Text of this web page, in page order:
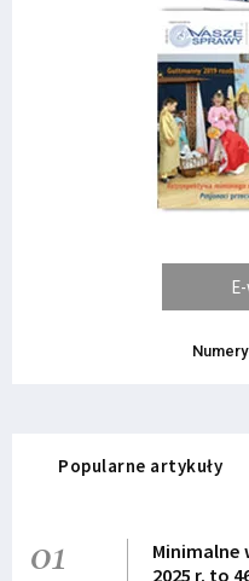
Popularne artykuły
01
Minimalne
2025 r. to